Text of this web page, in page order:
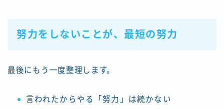
努力をしないことが、最短の努力
最後にもう一度整理します。
言われたからやる「努力」は続かない